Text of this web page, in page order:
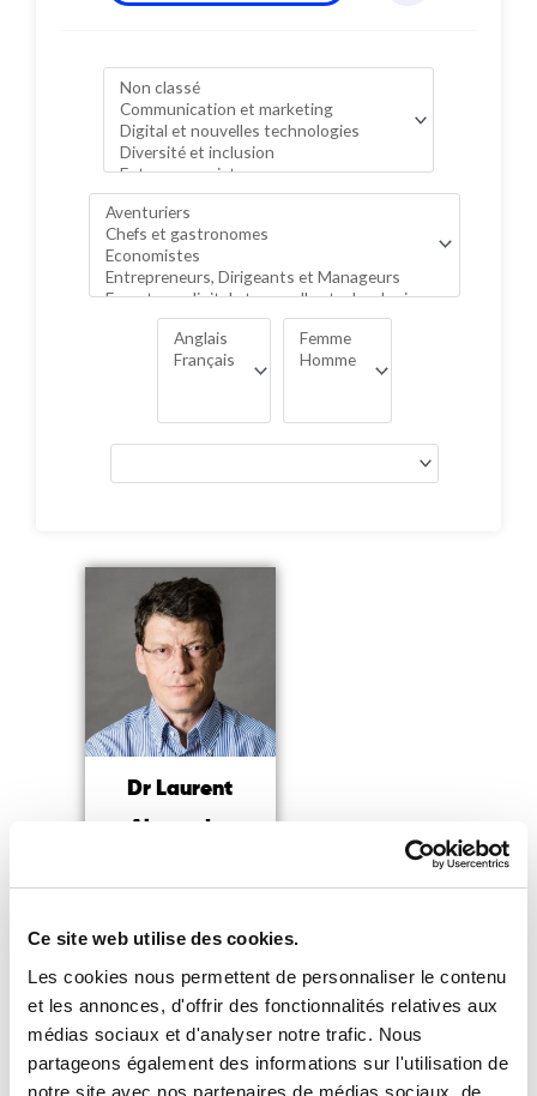
Ce site web utilise des cookies.
Les cookies nous permettent de personnaliser le contenu
et les annonces, d'offrir des fonctionnalités relatives aux
médias sociaux et d'analyser notre trafic. Nous
partageons également des informations sur l'utilisation de
notre site avec nos partenaires de médias sociaux, de
Dr Laurent
Alexandre
Lire la suite